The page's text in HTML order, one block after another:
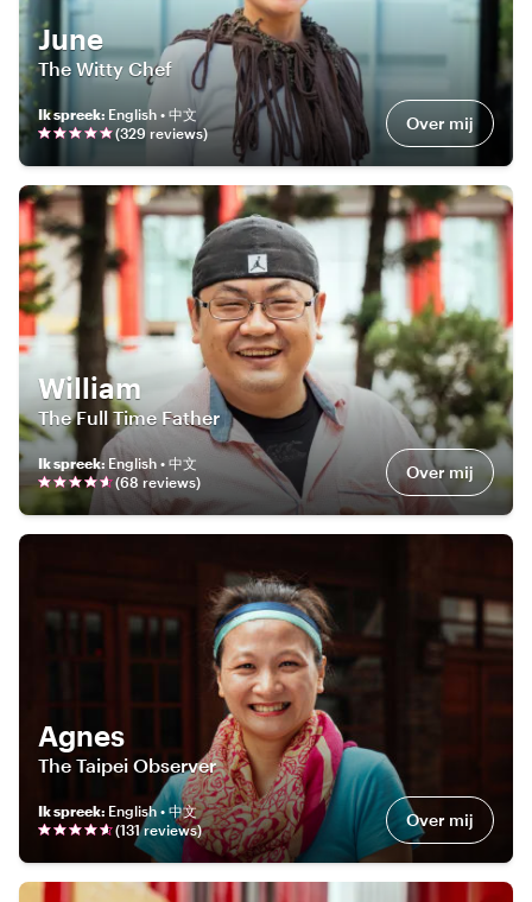
June
The Witty Chef
Ik spreek: English • 中文
(329 reviews) Over mij
William
The Full Time Father
Ik spreek: English • 中文
(68 reviews) Over mij
Agnes
The Taipei Observer
Ik spreek: English • 中文
(131reviews) Over mij